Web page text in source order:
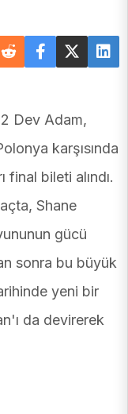
Dev Adam,
karşısında
bileti alındı.
Shane
gücü
sonra bu büyük
yeni bir
da devirerek